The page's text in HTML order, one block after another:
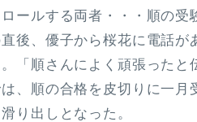
ールする両者・・・順の
後、優子から桜花に電話
「順さんによく頑張った
、順の合格を皮切りに一
り出しとなった。